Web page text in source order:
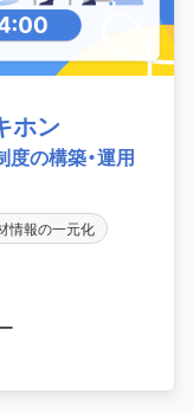
ホン
度の構築・運用
情報の一元化